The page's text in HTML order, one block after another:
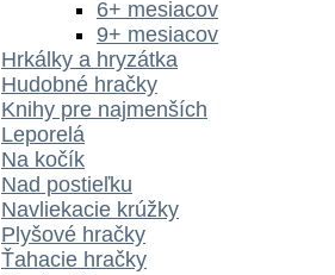
6+ mesiacov
9+ mesiacov
Hrkálky a hryzátka
Hudobné hračky
Knihy pre najmenších
Leporelá
Na kočík
Nad postieľku
Navliekacie krúžky
Plyšové hračky
Ťahacie hračky